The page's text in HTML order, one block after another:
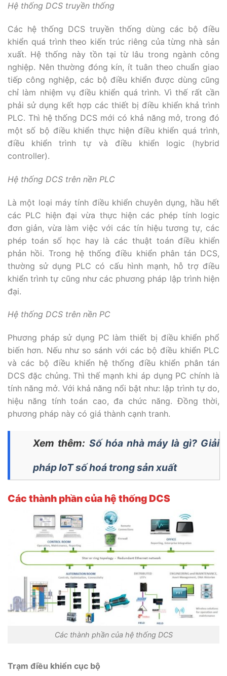
Hệ thống DCS truyền thống
Các hệ thống DCS truyền thống dùng các bộ điều
khiển quá trình theo kiến trúc riêng của từng nhà sản
xuất. Hệ thống này tồn tại từ lâu trong ngành công
nghiệp. Nên thường đóng kín, ít tuân theo chuẩn giao
tiếp công nghiệp, các bộ điều khiển được dùng cũng
chỉ làm nhiệm vụ điều khiển quá trình. Vì thế rất cần
phải sử dụng kết hợp các thiết bị điều khiển khả trình
PLC. Thì hệ thống DCS mới có khả năng mở, trong đó
một số bộ điều khiển thực hiện điều khiển quá trình,
điều khiển trình tự và điều khiển logic (hybrid
controller).
Hệ thống DCS trên nền PLC
Là một loại máy tính điều khiển chuyên dụng, hầu hết
các PLC hiện đại vừa thực hiện các phép tính logic
đơn giản, vừa làm việc với các tín hiệu tương tự, các
phép toán số học hay là các thuật toán điều khiển
phản hồi. Trong hệ thống điều khiển phân tán DCS,
thường sử dụng PLC có cấu hình mạnh, hỗ trợ điều
khiển trình tự cũng như các phương pháp lập trình hiện
đại.
Hệ thống DCS trên nền PC
Phương pháp sử dụng PC làm thiết bị điều khiển phổ
biến hơn. Nếu như so sánh với các bộ điều khiển PLC
và các bộ điều khiển hệ thống điều khiển phân tán
DCS đặc chủng. Thì thế mạnh khi áp dụng PC chính là
tính năng mở. Với khả năng nổi bật như: lập trình tự do,
hiệu năng tính toán cao, đa chức năng. Đồng thời,
phương pháp này có giá thành cạnh tranh.
Xem thêm: Số hóa nhà máy là gì? Giải
pháp IoT số hoá trong sản xuất
Các thành phần của hệ thống DCS
Các thành phần của hệ thống DCS
Trạm điều khiển cục bộ